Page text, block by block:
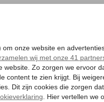
ZONVAKANTIE
Gratis annuleren*